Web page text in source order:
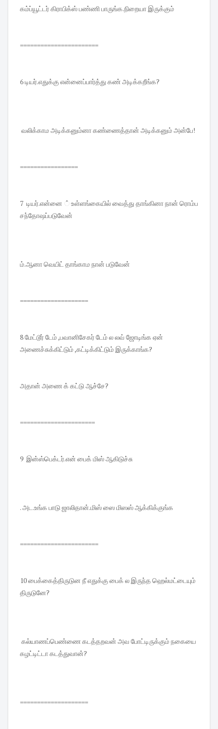
கம்ப்யூட்டர் கிராபிக்ஸ் பண்ணி பாருங்க.நிறையா இருக்கும்
=======================
6 டியர்.எதுக்கு என்னைப்பார்த்து கண் அடிக்கறீங்க?
வலிக்காம அடிக்கனும்னா கண்ணைத்தான் அடிக்கனும் அன்பே!
=================
7 டியர்.என்னை ் உள்ளங்கையில் வைத்து தாங்கினா நான் ரொம்ப
சந்தோஷப்படுவேன்
ம்.ஆனா வெயிட் தாங்காம நான் படுவேன்
====================
8 மேட்டூர் டேம் ,பவானிசேகர் டேம் ல லவ் ஜோடிங்க ஏன்
அணைச்சுக்கிட்டும் ,கட்டிக்கிட்டும் இருக்காங்க?
அதான் அணை க் கட்டு ஆச்சே?
======================
9 இன்ஸ்பெக்டர்.என் பைக் மிஸ் ஆகிடுச்சு
. அட.உங்க பாடு ஜாலிதான்.மிஸ் ஸை மிஸஸ் ஆக்கிக்குங்க
=======================
10 பைக்கைத்திருடுன நீ எதுக்கு பைக் ல இருந்த ஹெல்மட்டையும்
திருடுனே?
கல்யாணப்பெண்ணை கடத்தறவன் அவ போட்டிருக்கும் நகையை
கழட்டிட்டா கடத்துவான்?
====================